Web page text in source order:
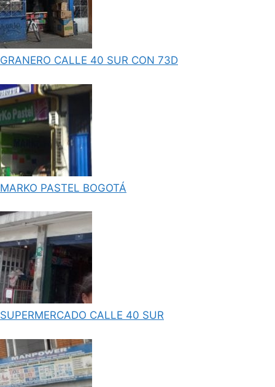
GRANERO CALLE 40 SUR CON 73D
MARKO PASTEL BOGOTÁ
SUPERMERCADO CALLE 40 SUR